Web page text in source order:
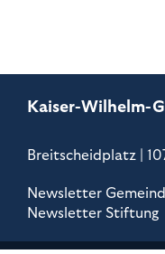
Kaiser-Wilhelm-
Breitscheidplatz |
Newsletter
Newsletter Stiftung